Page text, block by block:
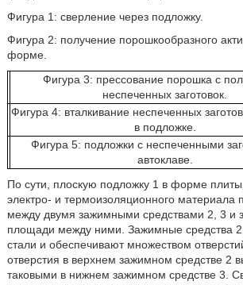
Фигура 1: сверление через подложку.
Фигура 2: получение порошкообразного
форме.
Фигура 3: прессование порошка с
неспеченных заготовок.
Фигура 4: вталкивание неспеченных
в подложке.
Фигура 5: подложки с неспеченными
автоклаве.
По сути, плоскую подложку 1 в форме
электро- и термоизоляционного
между двумя зажимными средствами 2, 3 и
площади между ними. Зажимные средства 2,
стали и обеспечивают множеством
отверстия в верхнем зажимном средстве 2
таковыми в нижнем зажимном средстве 3.